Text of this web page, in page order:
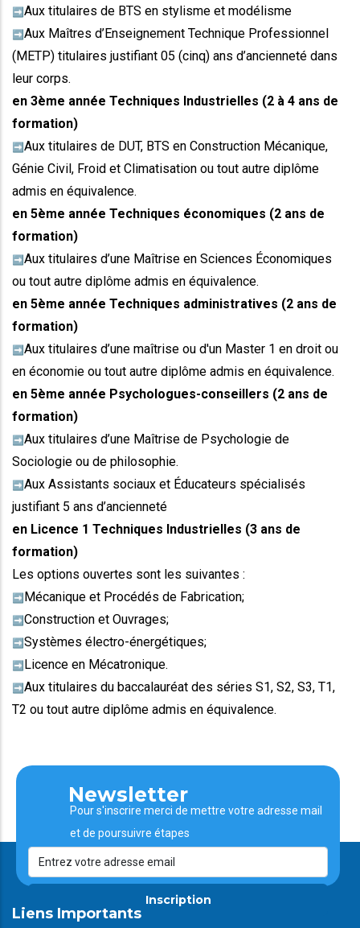
➡️ Aux titulaires de BTS en stylisme et modélisme
➡️ Aux Maîtres d’Enseignement Technique Professionnel
(METP) titulaires justifiant 05 (cinq) ans d’ancienneté dans
leur corps.
en 3ème année Techniques Industrielles (2 à 4 ans de
formation)
➡️ Aux titulaires de DUT, BTS en Construction Mécanique,
Génie Civil, Froid et Climatisation ou tout autre diplôme
admis en équivalence.
en 5ème année Techniques économiques (2 ans de
formation)
➡️ Aux titulaires d’une Maîtrise en Sciences Économiques
ou tout autre diplôme admis en équivalence.
en 5ème année Techniques administratives (2 ans de
formation)
➡️ Aux titulaires d’une maîtrise ou d'un Master 1 en droit ou
en économie ou tout autre diplôme admis en équivalence.
en 5ème année Psychologues-conseillers (2 ans de
formation)
➡️ Aux titulaires d’une Maîtrise de Psychologie de
Sociologie ou de philosophie.
➡️ Aux Assistants sociaux et Éducateurs spécialisés
justifiant 5 ans d’ancienneté
en Licence 1 Techniques Industrielles (3 ans de
formation)
Les options ouvertes sont les suivantes :
➡️ Mécanique et Procédés de Fabrication;
➡️ Construction et Ouvrages;
➡️ Systèmes électro-énergétiques;
➡️ Licence en Mécatronique.
➡️ Aux titulaires du baccalauréat des séries S1, S2, S3, T1,
T2 ou tout autre diplôme admis en équivalence.
Newsletter
Pour s'inscrire merci de mettre votre adresse mail
et de poursuivre étapes
Inscription
Liens Importants